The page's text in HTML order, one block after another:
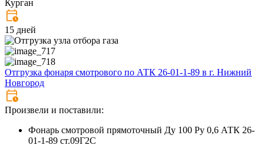
Курган
15 дней
Отгрузка фонаря смотрового по АТК 26-01-1-89 в г. Нижний
Новгород
Произвели и поставили:
Фонарь смотровой прямоточный Ду 100 Ру 0,6 АТК 26-
01-1-89 ст.09Г2С